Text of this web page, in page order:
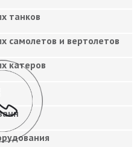
танков
самолетов и вертолетов
катеров